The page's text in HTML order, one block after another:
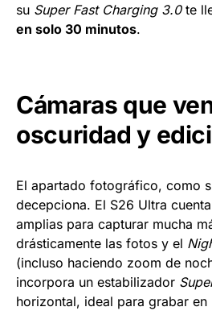
su Super Fast Charging 3.0te
en solo 30 minutos.
Cámaras que
oscuridad y
El apartado fotográfico, como
decepciona. El S26 Ultra
amplias para capturar mucha
drásticamente las fotos y el
(incluso haciendo zoom de
incorpora un estabilizador
horizontal, ideal para grabar